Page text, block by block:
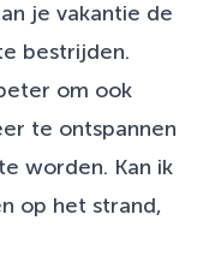
je vakantie de
bestrijden.
om ook
te ontspannen
worden. Kan ik
op het strand,